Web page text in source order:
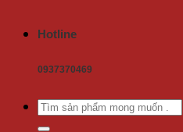
Hotline
0937370469
Tìm
kiếm: